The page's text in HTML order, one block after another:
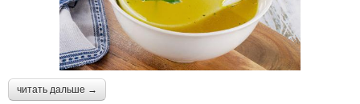
читать дальше →